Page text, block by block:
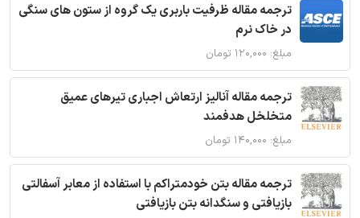
ترجمه مقاله ظرفیت باربری یک گروه از ستون های سنگی
در خاک نرم
مبلغ: ۱۲۰,۰۰۰ تومان
ترجمه مقاله آنالیز ارتعاش اجباری تیرهای عمیق
متخلخل هدفمند
مبلغ: ۱۴۰,۰۰۰ تومان
ترجمه مقاله بتن خودمتراکم با استفاده از معابر آسفالتی
بازیافتی و سنگدانه بتن بازیافتی